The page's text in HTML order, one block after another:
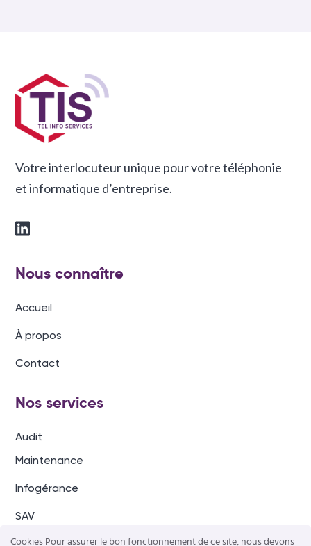
Votre interlocuteur unique pour votre téléphonie
et informatique d’entreprise.
Nous connaître
Accueil
À propos
Contact
Nos services
Audit
Maintenance
Infogérance
SAV
Cookies Pour assurer le bon fonctionnement de ce site, nous devons